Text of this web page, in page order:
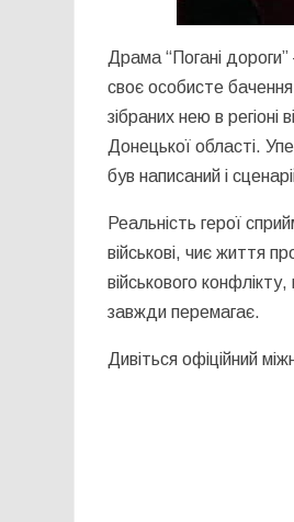
Драма “Погані
своє особисте
зібраних нею в
Донецької області.
був написаний і
Реальність герої
військові, чиє життя
військового
завжди перемагає.
Дивіться офіційний